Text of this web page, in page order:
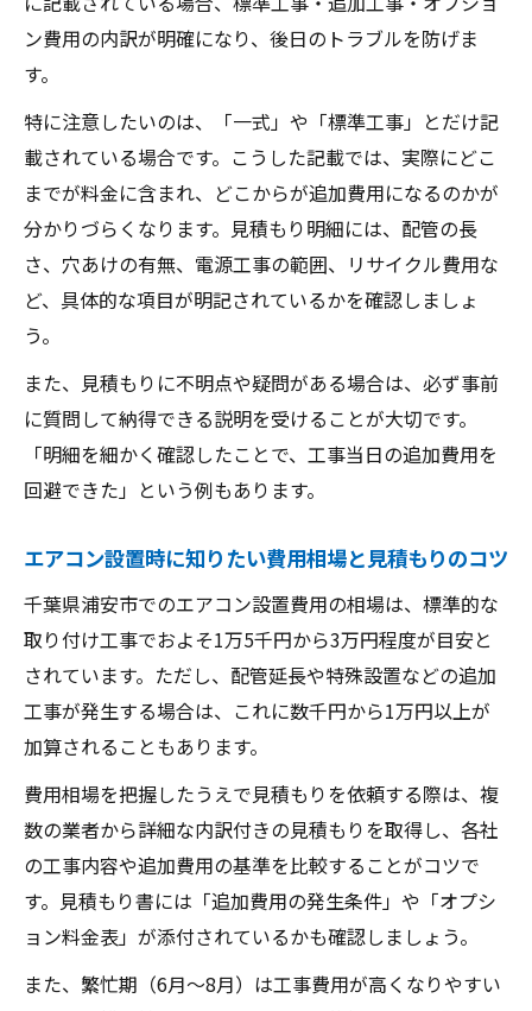
ン費用の内訳が明確になり、後日のトラブルを防げま
す。
特に注意したいのは、「一式」や「標準工事」とだけ記
載されている場合です。こうした記載では、実際にどこ
までが料金に含まれ、どこからが追加費用になるのかが
分かりづらくなります。見積もり明細には、配管の長
さ、穴あけの有無、電源工事の範囲、リサイクル費用な
ど、具体的な項目が明記されているかを確認しましょ
う。
また、見積もりに不明点や疑問がある場合は、必ず事前
に質問して納得できる説明を受けることが大切です。
「明細を細かく確認したことで、工事当日の追加費用を
回避できた」という例もあります。
エアコン設置時に知りたい費用相場と見積もりのコツ
千葉県浦安市でのエアコン設置費用の相場は、標準的な
取り付け工事でおよそ1万5千円から3万円程度が目安と
されています。ただし、配管延長や特殊設置などの追加
工事が発生する場合は、これに数千円から1万円以上が
加算されることもあります。
費用相場を把握したうえで見積もりを依頼する際は、複
数の業者から詳細な内訳付きの見積もりを取得し、各社
の工事内容や追加費用の基準を比較することがコツで
す。見積もり書には「追加費用の発生条件」や「オプシ
ョン料金表」が添付されているかも確認しましょう。
また、繁忙期（6月〜8月）は工事費用が高くなりやすい